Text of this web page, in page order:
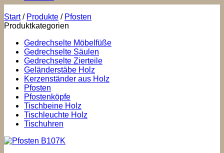
Start / Produkte / Pfosten
Produktkategorien
Gedrechselte Möbelfüße
Gedrechselte Säulen
Gedrechselte Zierteile
Geländerstäbe Holz
Kerzenständer aus Holz
Pfosten
Pfostenköpfe
Tischbeine Holz
Tischleuchte Holz
Tischuhren